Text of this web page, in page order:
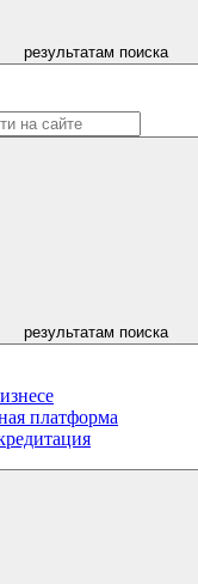
результатам поиска
результатам поиска
платформа